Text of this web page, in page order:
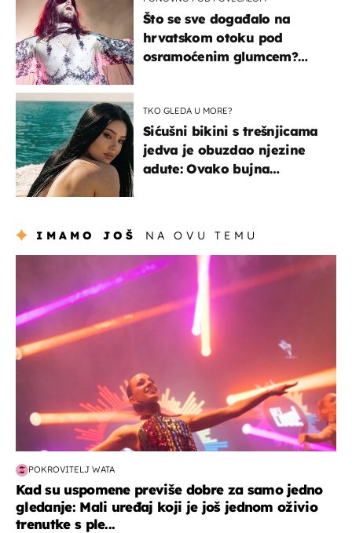
Što se sve događalo na
hrvatskom otoku pod
osramoćenim glumcem?
TKO GLEDA U MORE?
Sićušni bikini s trešnjicama
jedva je obuzdao njezine
adute: Ovako bujna
IMAMO JOŠ NA OVU TEMU
POKROVITELJ WATA
Kad su uspomene previše dobre za samo jedno
gledanje: Mali uređaj koji je još jednom oživio
trenutke s ple...